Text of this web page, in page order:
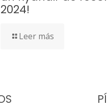
2024!
Leer más